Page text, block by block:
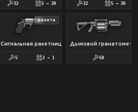
32 5→ 30 32 5→ 30
ракета
Сигнальная ракетница
5 2 → 1
Дымовой гранатомет
50